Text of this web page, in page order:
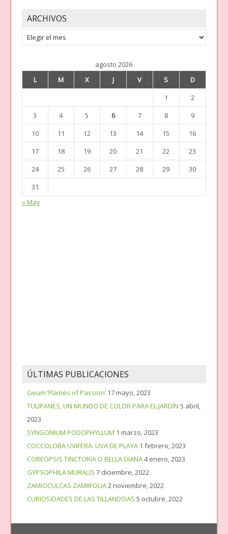
ARCHIVOS
Archivos
agosto 2026
L
M X J V S
D
1
2
3
4 5 6 7 8
9
10
11 12 13 14 15
16
17
18 19 20 21 22
23
24
25 26 27 28 29
30
31
« May
ÚLTIMAS PUBLICACIONES
Geum ‘Flames of Passion’ 17 mayo, 2023
TULIPANES, UN MUNDO DE COLOR PARA EL JARDÍN 5 abril,
2023
SYNGONIUM PODOPHYLLUM 1 marzo, 2023
COCCOLOBA UVIFERA: UVA DE PLAYA 1 febrero, 2023
COREOPSIS TINCTORIA O BELLA DIANA4 enero, 2023
GYPSOPHILA MURALIS 7 diciembre, 2022
ZAMIOCULCAS ZAMIIFOLIA2 noviembre, 2022
CURIOSIDADES DE LAS TILLANDSIAS 5 octubre, 2022